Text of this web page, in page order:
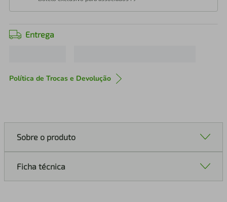
Entrega
Política de Trocas e Devolução
Sobre o produto
Ficha técnica